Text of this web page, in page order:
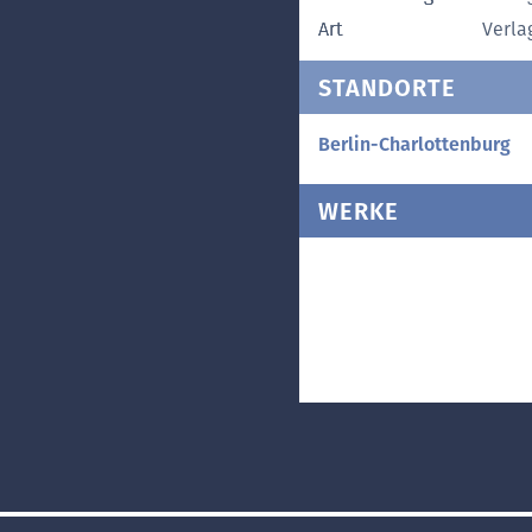
Art
STANDORTE
Berlin-Charlottenburg
WERKE